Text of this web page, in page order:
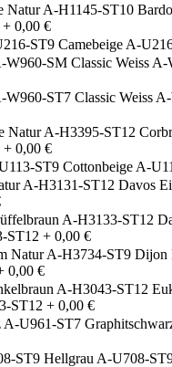
+ 0,00 €
Camebeige A-
Classic Weiss
Classic Weiss
+ 0,00 €
Cottonbeige A-
Davos
ST12 + 0,00 €
Dijon
0,00 €
ST12 + 0,00 €
Hellgrau A-U708-